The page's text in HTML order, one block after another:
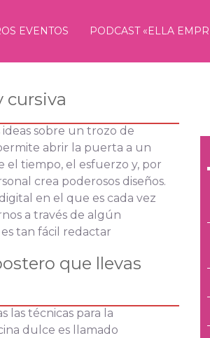
EVENTOS PODCAST «ELLA
cursiva
ideas sobre un trozo de
abrir la puerta a un
el tiempo, el esfuerzo y, por
crea poderosos diseños.
en el que es cada vez
a través de algún
tan fácil redactar
que llevas
las técnicas para la
dulce es llamado